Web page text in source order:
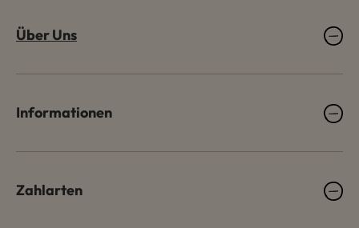
Über Uns
Informationen
Zahlarten